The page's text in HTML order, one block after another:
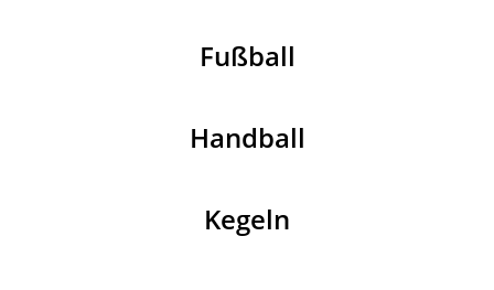
Fußball
Handball
Kegeln